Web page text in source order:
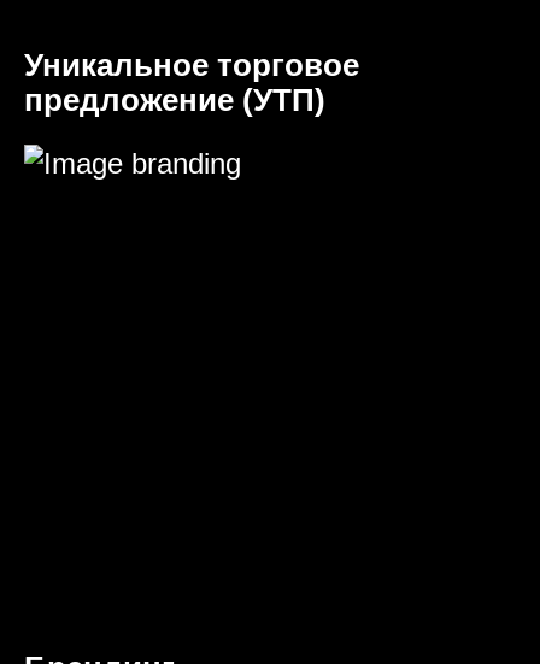
Уникальное торговое
предложение (УТП)